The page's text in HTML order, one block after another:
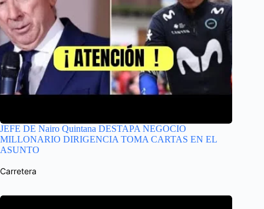
JEFE DE Nairo Quintana DESTAPA NEGOCIO
MILLONARIO DIRIGENCIA TOMA CARTAS EN EL
ASUNTO
Carretera